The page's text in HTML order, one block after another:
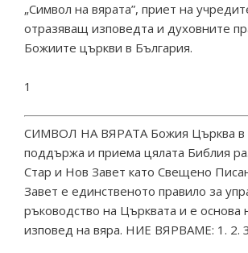
„Символ на вярата”, приет на
отразяващ изповедта и духовните
Божиите църкви в България.
1
СИМВОЛ НА ВЯРАТА Божия Църква в
поддържа и приема цялата Библия
Стар и Нов Завет като Свещено
Завет е единственото правило за
ръководство на Църквата и е основа
изповед на вяра. НИЕ ВЯРВАМЕ: 1. 2.